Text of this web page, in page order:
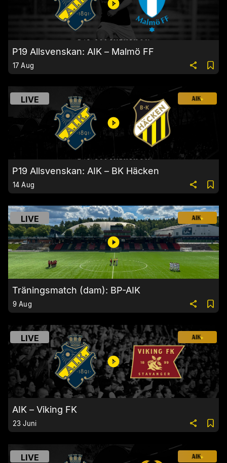
P19 Allsvenskan: AIK – Malmö FF
17 Aug
LIVE
P19 Allsvenskan: AIK – BK Häcken
14 Aug
LIVE
Träningsmatch (dam): BP-AIK
9 Aug
LIVE
AIK – Viking FK
23 Juni
LIVE